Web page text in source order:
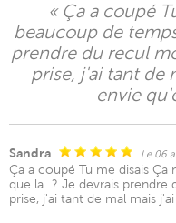
« Ça a coupé
beaucoup de
prendre du recul
prise, j'ai tant de
envie
Sandra Le 06
Ça a coupé Tu me disais
que la...? Je devrais
prise, j'ai tant de mal mais